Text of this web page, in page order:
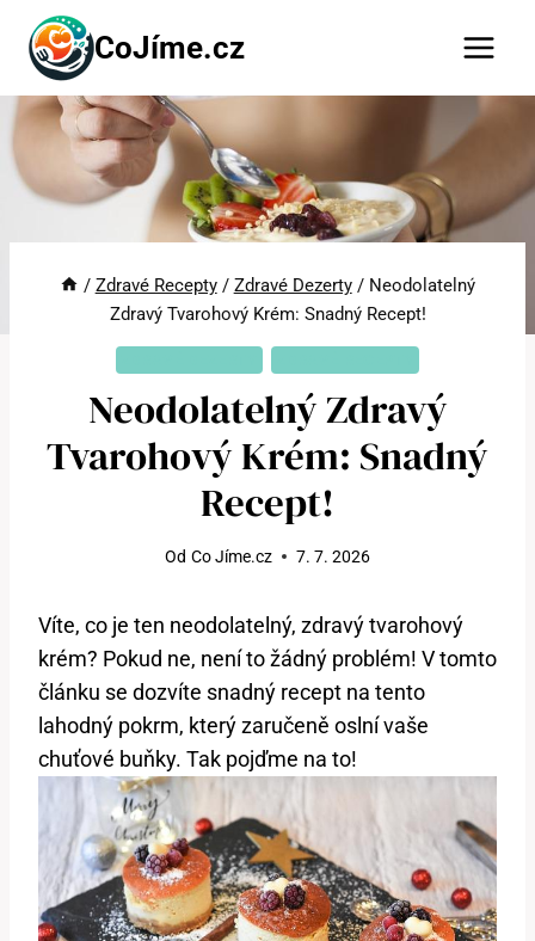
Přeskočit
obsah
CoJíme.cz
/ Zdravé Recepty / Zdravé Dezerty / Neodolatelný
Zdravý Tvarohový Krém: Snadný Recept!
Neodolatelný Zdravý
Tvarohový Krém: Snadný
Recept!
Od Co Jíme.cz 7. 7. 2026
Víte, co je ten neodolatelný, zdravý tvarohový
krém? Pokud ne, není to žádný problém! V tomto
článku se dozvíte snadný recept na tento
lahodný pokrm, který zaručeně oslní vaše
chuťové buňky. Tak pojďme na to!